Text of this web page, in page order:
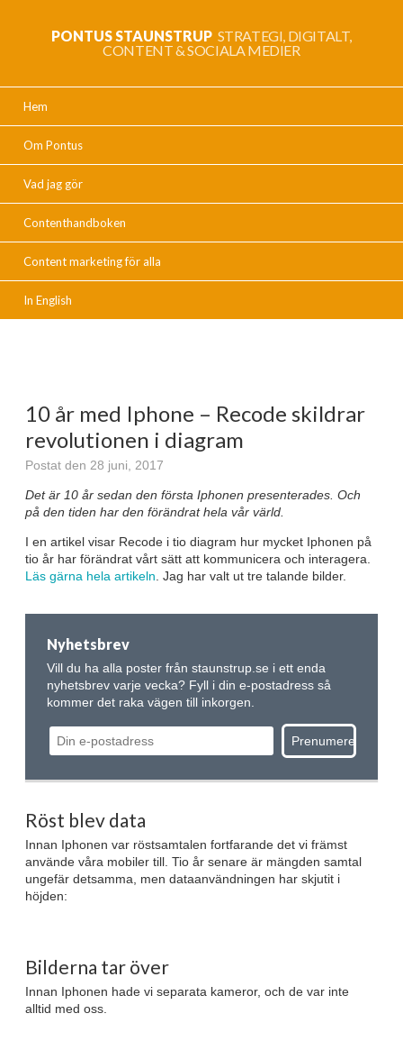
PONTUS STAUNSTRUP STRATEGI, DIGITALT,
CONTENT & SOCIALA MEDIER
Hem
Om Pontus
Vad jag gör
Contenthandboken
Content marketing för alla
In English
10 år med Iphone – Recode skildrar
revolutionen i diagram
Postat den 28 juni, 2017
Det är 10 år sedan den första Iphonen presenterades. Och
på den tiden har den förändrat hela vår värld.
I en artikel visar Recode i tio diagram hur mycket Iphonen på
tio år har förändrat vårt sätt att kommunicera och interagera.
Läs gärna hela artikeln . Jag har valt ut tre talande bilder.
Nyhetsbrev
Vill du ha alla poster från staunstrup.se i ett enda
nyhetsbrev varje vecka? Fyll i din e-postadress så
kommer det raka vägen till inkorgen.
Röst blev data
Innan Iphonen var röstsamtalen fortfarande det vi främst
använde våra mobiler till. Tio år senare är mängden samtal
ungefär detsamma, men dataanvändningen har skjutit i
höjden:
Bilderna tar över
Innan Iphonen hade vi separata kameror, och de var inte
alltid med oss.